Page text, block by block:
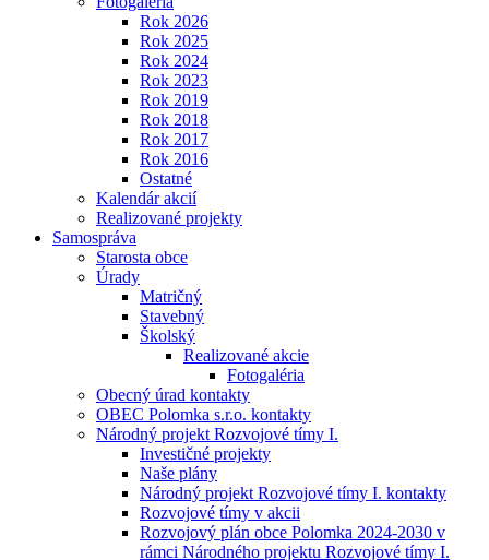
Rok 2026
Rok 2025
Rok 2024
Rok 2023
Rok 2019
Rok 2018
Rok 2017
Rok 2016
Ostatné
Kalendár akcií
Realizované projekty
Samospráva
Starosta obce
Úrady
Matričný
Stavebný
Školský
Realizované akcie
Fotogaléria
Obecný úrad kontakty
OBEC Polomka s.r.o. kontakty
Národný projekt Rozvojové tímy I.
Investičné projekty
Naše plány
Národný projekt Rozvojové tímy I. kontakty
Rozvojové tímy v akcii
Rozvojový plán obce Polomka 2024-2030 v
rámci Národného projektu Rozvojové tímy I.